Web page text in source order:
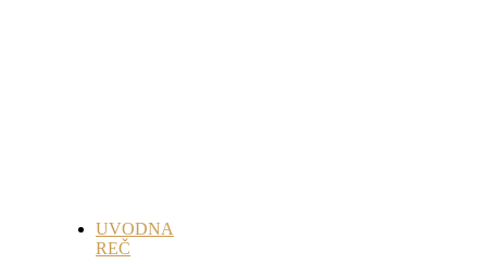
UVODNA
REČ